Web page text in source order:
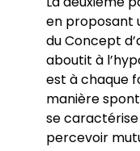
en proposant
du Concept
aboutit à
est à chaque
manière
se
percevoir